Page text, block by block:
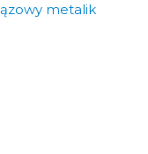
metalik